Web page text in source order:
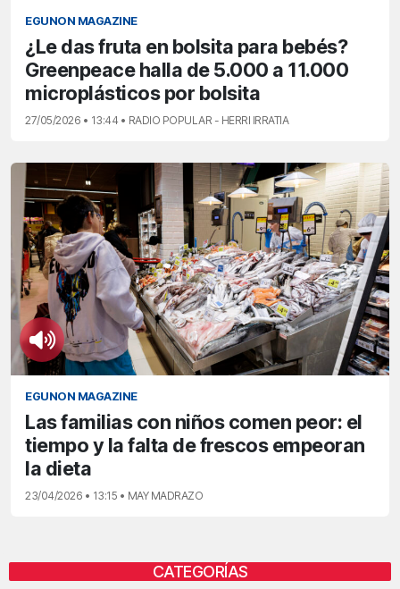
EGUNON MAGAZINE
¿Le das fruta en bolsita para bebés?
Greenpeace halla de 5.000 a 11.000
microplásticos por bolsita
27/05/2026 • 13:44 • RADIO POPULAR - HERRI IRRATIA
EGUNON MAGAZINE
Las familias con niños comen peor: el
tiempo y la falta de frescos empeoran
la dieta
23/04/2026 • 13:15 • MAY MADRAZO
CATEGORÍAS